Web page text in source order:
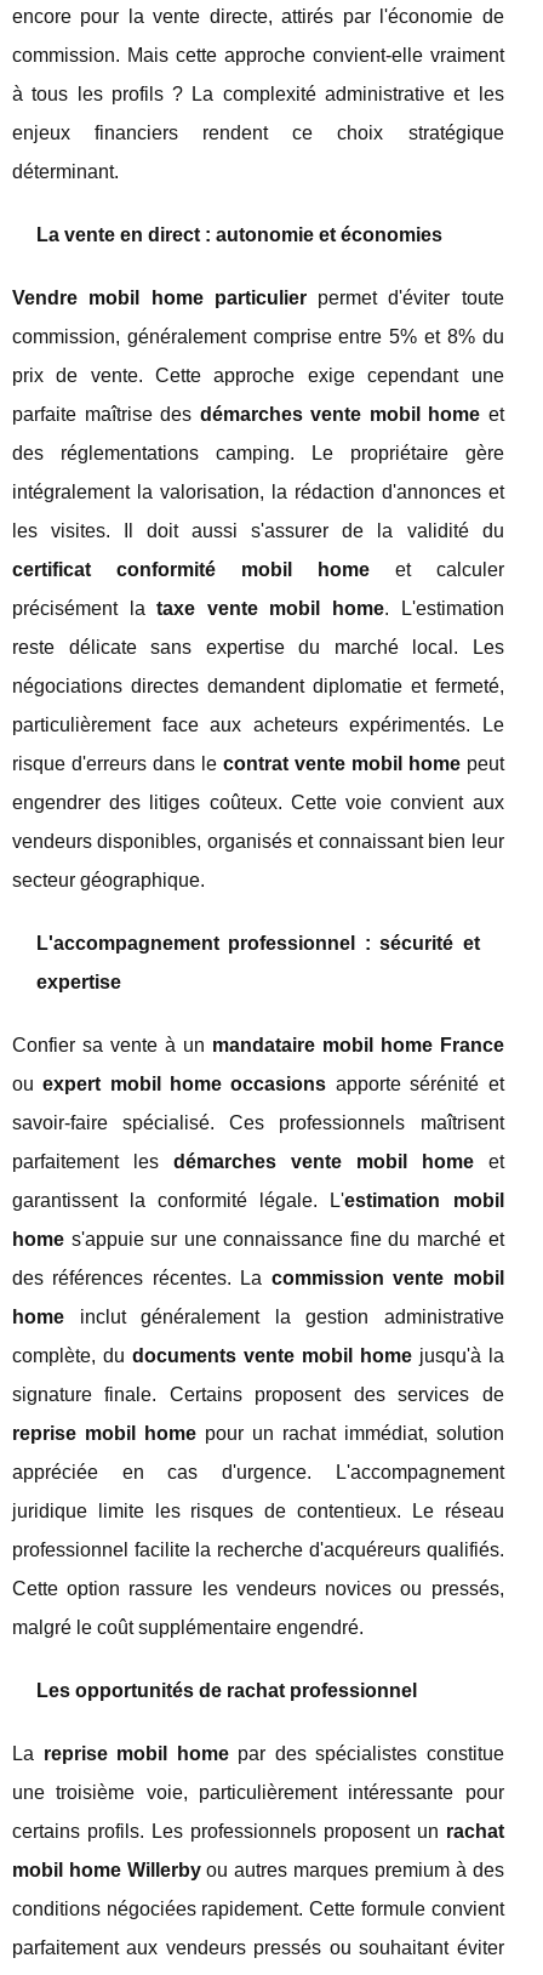
encore pour la vente directe, attirés par l'économie de
commission. Mais cette approche convient-elle vraiment
à tous les profils ? La complexité administrative et les
enjeux financiers rendent ce choix stratégique
déterminant.
La vente en direct : autonomie et économies
Vendre mobil home particulierpermet d'éviter toute
commission, généralement comprise entre 5% et 8% du
prix de vente. Cette approche exige cependant une
parfaite maîtrise des démarches vente mobil home et
des réglementations camping. Le propriétaire gère
intégralement la valorisation, la rédaction d'annonces et
les visites. Il doit aussi s'assurer de la validité du
certificat conformité mobil homeet calculer
précisément lataxe vente mobil home. L'estimation
reste délicate sans expertise du marché local. Les
négociations directes demandent diplomatie et fermeté,
particulièrement face aux acheteurs expérimentés. Le
risque d'erreurs dans le contrat vente mobil homepeut
engendrer des litiges coûteux. Cette voie convient aux
vendeurs disponibles, organisés et connaissant bien leur
secteur géographique.
L'accompagnement professionnel : sécurité et
expertise
Confier sa vente à un mandataire mobil home France
ouexpert mobil home occasions apporte sérénité et
savoir-faire spécialisé. Ces professionnels maîtrisent
parfaitement les démarches vente mobil homeet
garantissent la conformité légale. L'estimation mobil
home s'appuie sur une connaissance fine du marché et
des références récentes. La commission vente mobil
home inclut généralement la gestion administrative
complète, du documents vente mobil homejusqu'à la
signature finale. Certains proposent des services de
reprise mobil homepour un rachat immédiat, solution
appréciée en cas d'urgence. L'accompagnement
juridique limite les risques de contentieux. Le réseau
professionnel facilite la recherche d'acquéreurs qualifiés.
Cette option rassure les vendeurs novices ou pressés,
malgré le coût supplémentaire engendré.
Les opportunités de rachat professionnel
La reprise mobil homepar des spécialistes constitue
une troisième voie, particulièrement intéressante pour
certains profils. Les professionnels proposent un rachat
mobil home Willerbyou autres marques premium à des
conditions négociées rapidement. Cette formule convient
parfaitement aux vendeurs pressés ou souhaitant éviter